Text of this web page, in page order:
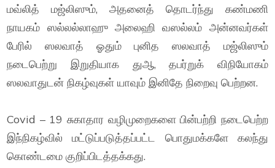
மவ்லித் மஜ்லிஸும், அதனைத் தொடர்ந்து கண்மணி
நாயகம் ஸல்லல்லாஹு அலைஹி வஸல்லம் அன்னவர்கள்
பேரில் ஸலவாத் ஓதும் புனித ஸலவாத் மஜ்லிஸும்
நடைபெற்று இறுதியாக துஆ, தபர்றுக் விநியோகம்
ஸலவாதுடன் நிகழ்வுகள் யாவும் இனிதே நிறைவு பெற்றன.
Covid – 19 சுகாதார வழிமுறைகளை பின்பற்றி நடைபெற்ற
இந்நிகழ்வில் மட்டுப்படுத்தப்பட்ட பொதுமக்களே கலந்து
கொண்டமை குறிப்பிடத்தக்கது.